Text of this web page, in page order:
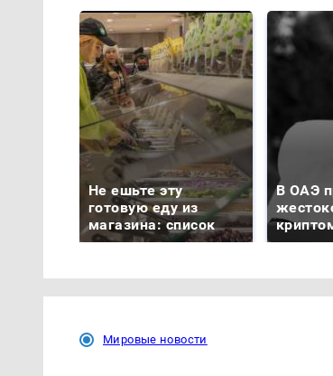
Не ешьте эту
готовую еду из
магазина: список
В ОАЭ
Мировые новости